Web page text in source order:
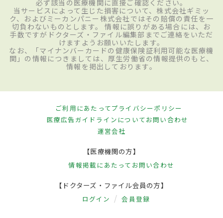
必ず該当の医療機関に直接ご確認ください。
当サービスによって生じた損害について、株式会社ギミッ
ク、およびミーカンパニー株式会社ではその賠償の責任を一
切負わないものとします。 情報に誤りがある場合には、お
手数ですがドクターズ・ファイル編集部までご連絡をいただ
けますようお願いいたします。
なお、「マイナンバーカードの健康保険証利用可能な医療機
関」の情報につきましては、厚生労働省の情報提供のもと、
情報を掲出しております。
ご利用にあたってプライバシーポリシー
医療広告ガイドラインについてお問い合わせ
運営会社
【医療機関の方】
情報掲載にあたって お問い合わせ
【ドクターズ・ファイル会員の方】
ログイン 会員登録